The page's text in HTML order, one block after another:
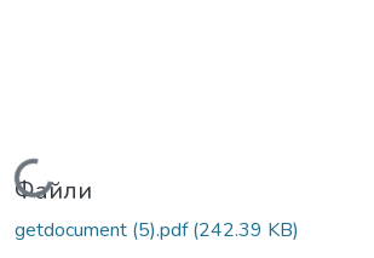
Вантажиться...
Файли
getdocument (5).pdf(242.39 KB)